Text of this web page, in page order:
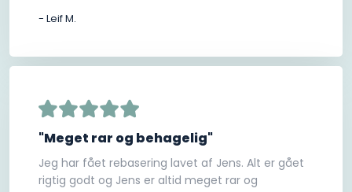
- Leif M.
"Meget rar og behagelig"
Jeg har fået rebasering lavet af Jens. Alt er gået
rigtig godt og Jens er altid meget rar og